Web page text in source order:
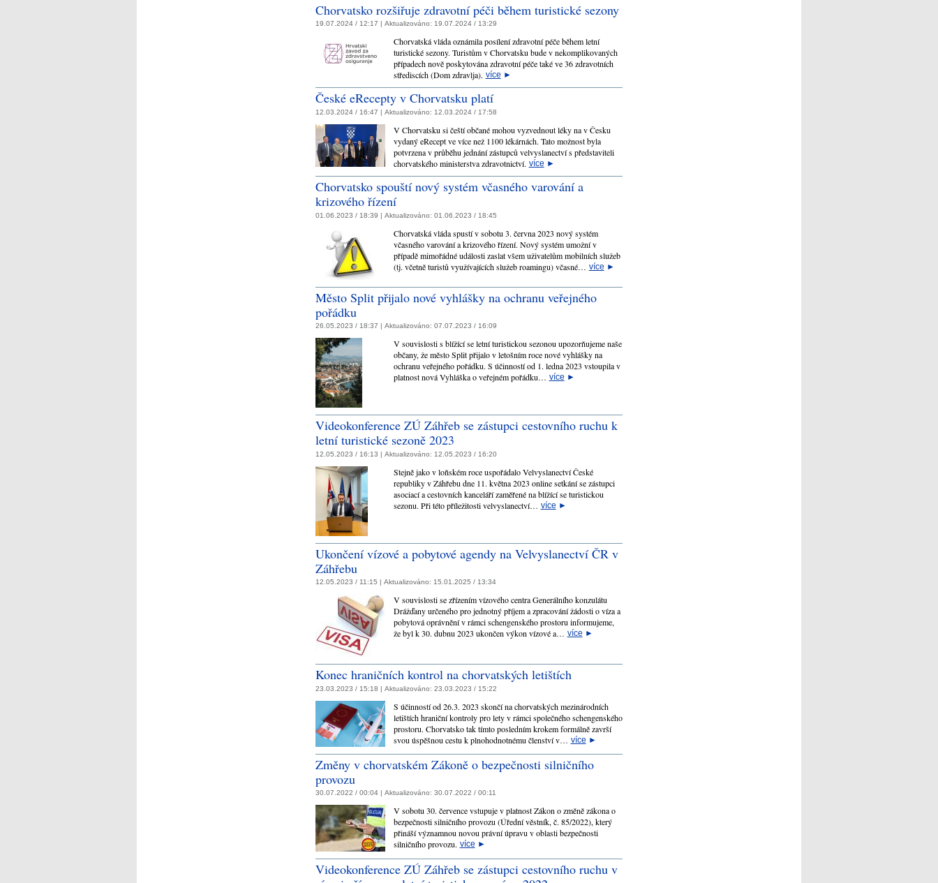
Chorvatsko rozšiřuje zdravotní péči během turistické sezony
19.07.2024 / 12:17 | Aktualizováno: 19.07.2024 / 13:29
Chorvatská vláda oznámila posílení zdravotní péče během letní
turistické sezony. Turistům v Chorvatsku bude v nekomplikovaných
případech nově poskytována zdravotní péče také ve 36 zdravotních
střediscích (Dom zdravlja). více ►
České eRecepty v Chorvatsku platí
12.03.2024 / 16:47 | Aktualizováno: 12.03.2024 / 17:58
V Chorvatsku si čeští občané mohou vyzvednout léky na v Česku
vydaný eRecept ve více než 1100 lékárnách. Tato možnost byla
potvrzena v průběhu jednání zástupců velvyslanectví s představiteli
chorvatského ministerstva zdravotnictví. více ►
Chorvatsko spouští nový systém včasného varování a
krizového řízení
01.06.2023 / 18:39 | Aktualizováno: 01.06.2023 / 18:45
Chorvatská vláda spustí v sobotu 3. června 2023 nový systém
včasného varování a krizového řízení. Nový systém umožní v
případě mimořádné události zaslat všem uživatelům mobilních služeb
(tj. včetně turistů využívajících služeb roamingu) včasné… více ►
Město Split přijalo nové vyhlášky na ochranu veřejného
pořádku
26.05.2023 / 18:37 | Aktualizováno: 07.07.2023 / 16:09
V souvislosti s blížící se letní turistickou sezonou upozorňujeme naše
občany, že město Split přijalo v letošním roce nové vyhlášky na
ochranu veřejného pořádku. S účinností od 1. ledna 2023 vstoupila v
platnost nová Vyhláška o veřejném pořádku… více ►
Videokonference ZÚ Záhřeb se zástupci cestovního ruchu k
letní turistické sezoně 2023
12.05.2023 / 16:13 | Aktualizováno: 12.05.2023 / 16:20
Stejně jako v loňském roce uspořádalo Velvyslanectví České
republiky v Záhřebu dne 11. května 2023 online setkání se zástupci
asociací a cestovních kanceláří zaměřené na blížící se turistickou
sezonu. Při této příležitosti velvyslanectví… více ►
Ukončení vízové a pobytové agendy na Velvyslanectví ČR v
Záhřebu
12.05.2023 / 11:15 | Aktualizováno: 15.01.2025 / 13:34
V souvislosti se zřízením vízového centra Generálního konzulátu
Drážďany určeného pro jednotný příjem a zpracování žádosti o víza a
pobytová oprávnění v rámci schengenského prostoru informujeme,
že byl k 30. dubnu 2023 ukončen výkon vízové a… více ►
Konec hraničních kontrol na chorvatských letištích
23.03.2023 / 15:18 | Aktualizováno: 23.03.2023 / 15:22
S účinností od 26.3. 2023 skončí na chorvatských mezinárodních
letištích hraniční kontroly pro lety v rámci společného schengenského
prostoru. Chorvatsko tak tímto posledním krokem formálně završí
svou úspěšnou cestu k plnohodnotnému členství v… více ►
Změny v chorvatském Zákoně o bezpečnosti silničního
provozu
30.07.2022 / 00:04 | Aktualizováno: 30.07.2022 / 00:11
V sobotu 30. července vstupuje v platnost Zákon o změně zákona o
bezpečnosti silničního provozu (Úřední věstník, č. 85/2022), který
přináší významnou novou právní úpravu v oblasti bezpečnosti
silničního provozu. více ►
Videokonference ZÚ Záhřeb se zástupci cestovního ruchu v